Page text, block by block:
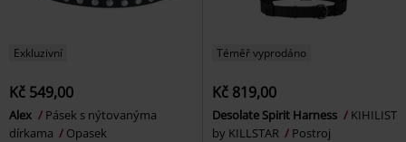
Exkluzivní
Kč 549,00
Alex
Pásek s nýtovanýma
dírkama
Opasek
Téměř vyprodáno
Kč 819,00
Desolate Spirit Harness
KIHILIST
by KILLSTAR
Postroj